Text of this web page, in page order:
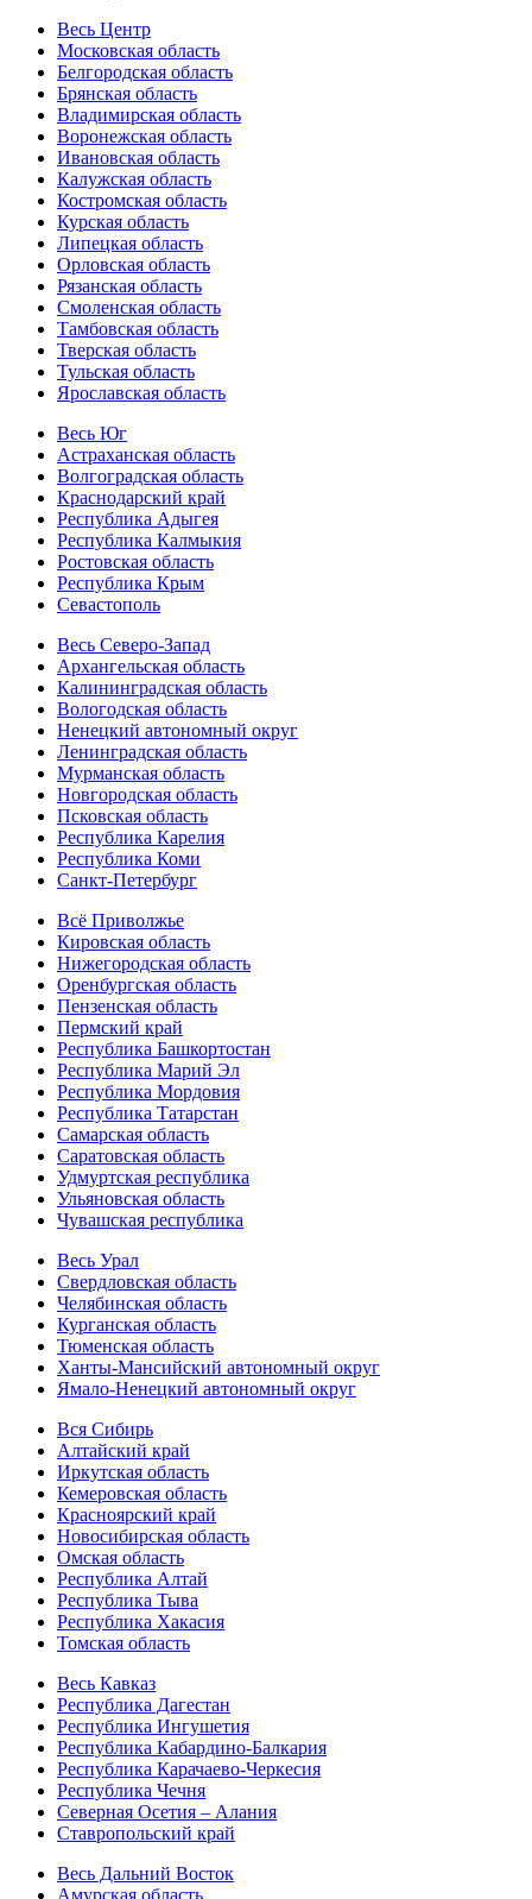
Весь Центр
Московская область
Белгородская область
Брянская область
Владимирская область
Воронежская область
Ивановская область
Калужская область
Костромская область
Курская область
Липецкая область
Орловская область
Рязанская область
Смоленская область
Тамбовская область
Тверская область
Тульская область
Ярославская область
Весь Юг
Астраханская область
Волгоградская область
Краснодарский край
Республика Адыгея
Республика Калмыкия
Ростовская область
Республика Крым
Севастополь
Весь Северо-Запад
Архангельская область
Калининградская область
Вологодская область
Ненецкий автономный округ
Ленинградская область
Мурманская область
Новгородская область
Псковская область
Республика Карелия
Республика Коми
Санкт-Петербург
Всё Приволжье
Кировская область
Нижегородская область
Оренбургская область
Пензенская область
Пермский край
Республика Башкортостан
Республика Марий Эл
Республика Мордовия
Республика Татарстан
Самарская область
Саратовская область
Удмуртская республика
Ульяновская область
Чувашская республика
Весь Урал
Свердловская область
Челябинская область
Курганская область
Тюменская область
Ханты-Мансийский автономный округ
Ямало-Ненецкий автономный округ
Вся Сибирь
Алтайский край
Иркутская область
Кемеровская область
Красноярский край
Новосибирская область
Омская область
Республика Алтай
Республика Тыва
Республика Хакасия
Томская область
Весь Кавказ
Республика Дагестан
Республика Ингушетия
Республика Кабардино-Балкария
Республика Карачаево-Черкесия
Республика Чечня
Северная Осетия – Алания
Ставропольский край
Весь Дальний Восток
Амурская область